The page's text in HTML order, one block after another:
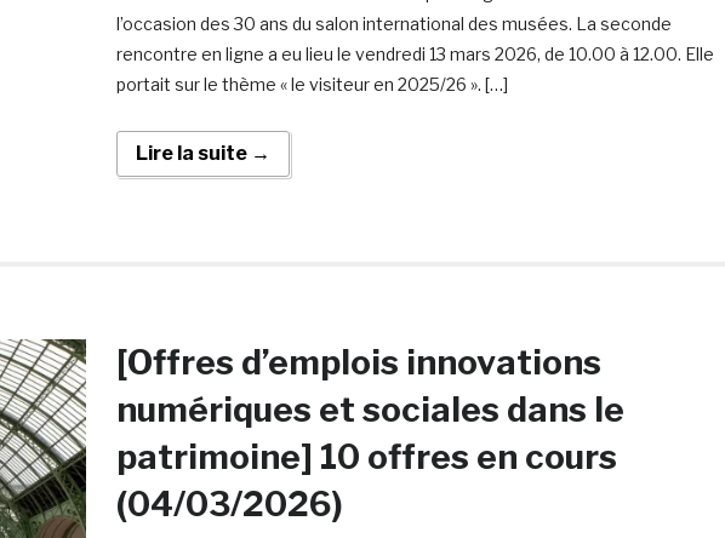
l’occasion des 30 ans du salon international des musées. La seconde
rencontre en ligne a eu lieu le vendredi 13 mars 2026, de 10.00 à 12.00. Elle
portait sur le thème « le visiteur en 2025/26 ». […]
Lire la suite →
[Offres d’emplois innovations
numériques et sociales dans le
patrimoine] 10 offres en cours
(04/03/2026)